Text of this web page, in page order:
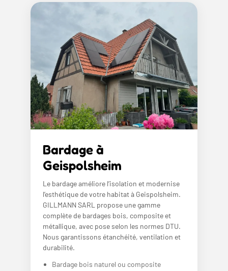
Bardage à
Geispolsheim
Le bardage améliore l’isolation et modernise
l’esthétique de votre habitat à Geispolsheim.
GILLMANN SARL propose une gamme
complète de bardages bois, composite et
métallique, avec pose selon les normes DTU.
Nous garantissons étanchéité, ventilation et
durabilité.
Bardage bois naturel ou composite